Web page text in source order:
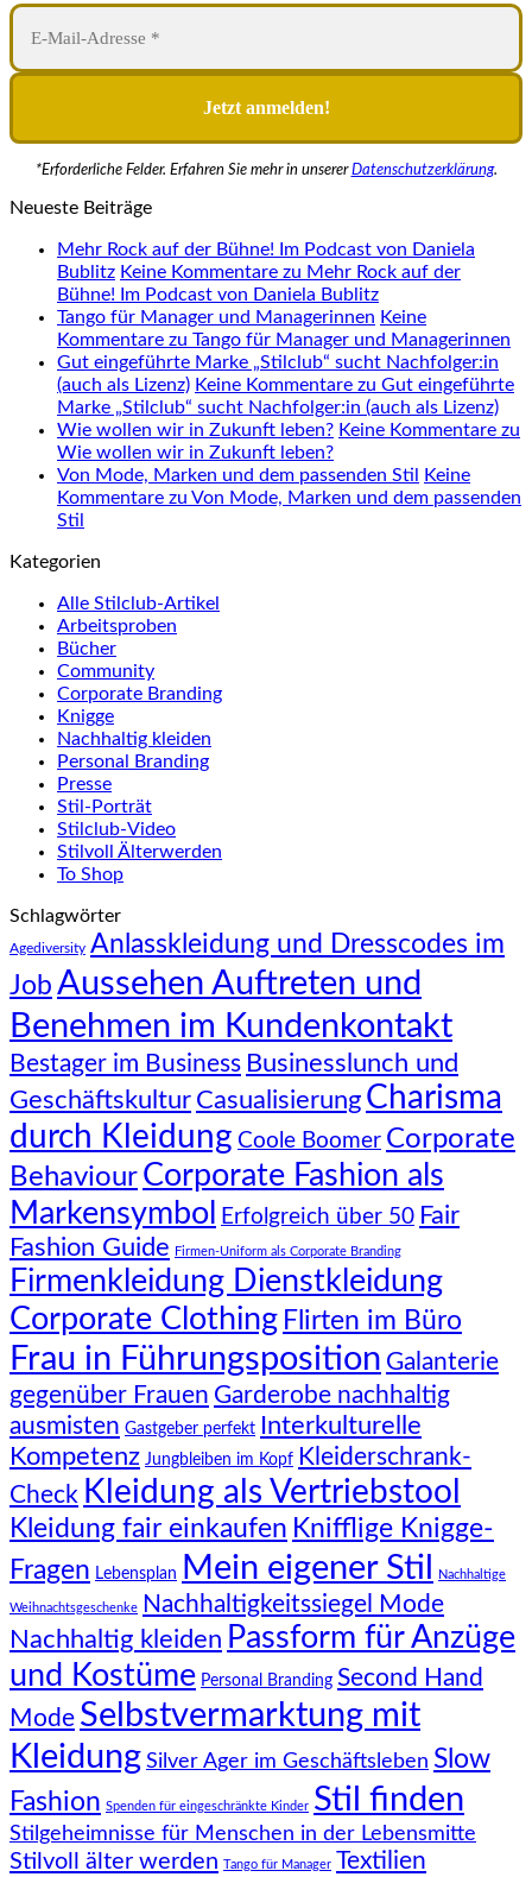
*Erforderliche Felder. Erfahren Sie mehr in unsererDatenschutzerklärung.
Neueste Beiträge
Mehr Rock auf der Bühne! Im Podcast von Daniela
Bublitz Keine Kommentare zu Mehr Rock auf der
Bühne! Im Podcast von Daniela Bublitz
Tango für Manager und Managerinnen Keine
Kommentare zu Tango für Manager und Managerinnen
Gut eingeführte Marke „Stilclub“ sucht Nachfolger:in
(auch als Lizenz) Keine Kommentare zu Gut eingeführte
Marke „Stilclub“ sucht Nachfolger:in (auch als Lizenz)
Wie wollen wir in Zukunft leben? Keine Kommentare zu
Wie wollen wir in Zukunft leben?
Von Mode, Marken und dem passenden Stil
Keine
Kommentare zu Von Mode, Marken und dem passenden
Stil
Kategorien
Alle Stilclub-Artikel
Arbeitsproben
Bücher
Community
Corporate Branding
Knigge
Nachhaltig kleiden
Personal Branding
Presse
Stil-Porträt
Stilclub-Video
Stilvoll Älterwerden
To Shop
Schlagwörter
Agediversity Anlasskleidung und Dresscodes im
Job Aussehen Auftreten und
Benehmen im Kundenkontakt
Bestager im Business Businesslunch und
Geschäftskultur Casualisierung Charisma
durch Kleidung Coole Boomer Corporate
Behaviour Corporate Fashion als
Markensymbol
Erfolgreich über 50 Fair
Fashion Guide
Firmen-Uniform als Corporate Branding
Firmenkleidung Dienstkleidung
Corporate Clothing Flirten im Büro
Frau in Führungsposition Galanterie
gegenüber Frauen Garderobe nachhaltig
ausmisten Gastgeber perfekt
Interkulturelle
Kompetenz Jungbleiben im Kopf Kleiderschrank-
Check Kleidung als Vertriebstool
Kleidung fair einkaufen Knifflige Knigge-
Fragen Lebensplan Mein eigener Stil Nachhaltige
Weihnachtsgeschenke
Nachhaltigkeitssiegel Mode
Nachhaltig kleiden Passform für Anzüge
und Kostüme Personal Branding Second Hand
Mode Selbstvermarktung mit
Kleidung Silver Ager im Geschäftsleben Slow
Fashion Spenden für eingeschränkte Kinder Stil finden
Stilgeheimnisse für Menschen in der Lebensmitte
Stilvoll älter werden Tango für Manager Textilien